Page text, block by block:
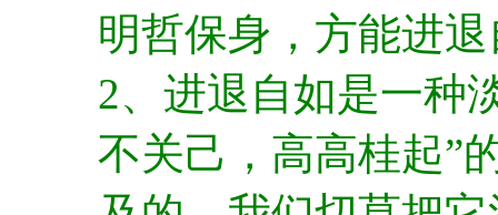
明哲保身，方能进
2、进退自如是一种
不关己，高高桂起”